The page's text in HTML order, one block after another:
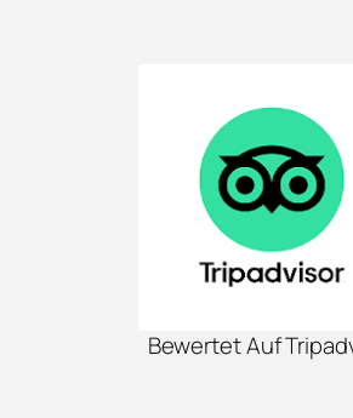
Bewertet Auf